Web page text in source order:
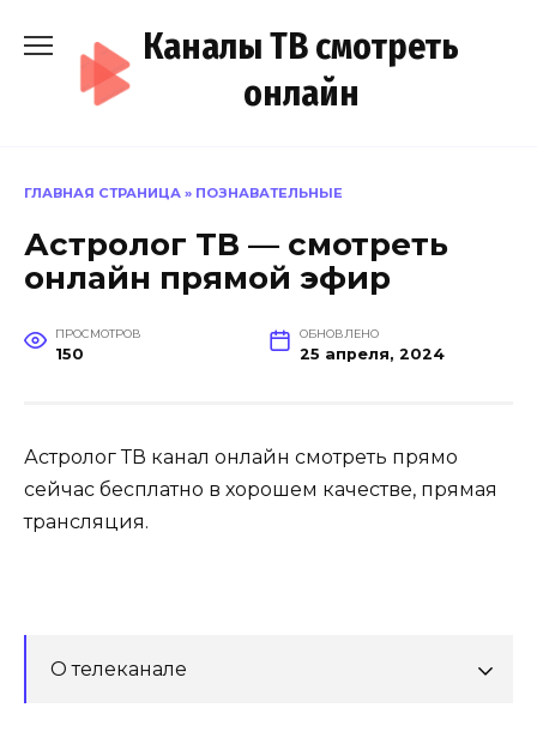
содержанию
Каналы ТВ смотреть
онлайн
ГЛАВНАЯ СТРАНИЦА » ПОЗНАВАТЕЛЬНЫЕ
Астролог ТВ — смотреть
онлайн прямой эфир
ПРОСМОТРОВ
150
ОБНОВЛЕНО
25 апреля, 2024
Астролог ТВ канал онлайн смотреть прямо
сейчас бесплатно в хорошем качестве, прямая
трансляция.
О телеканале